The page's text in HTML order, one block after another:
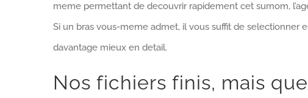
meme permettant de decouvrir rapidement cet surnom,
Si un bras vous-meme admet, il vous suffit de selectionner
davantage mieux en detail.
Nos fichiers finis, mais